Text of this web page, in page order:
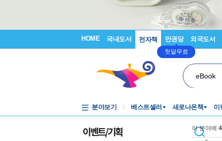
HOME 국내도서 전자책 만권당
첫달무료
외국도서
eBook
분야보기 베스트셀러 새로나온책 이
이벤트/기획 이 분야에 4